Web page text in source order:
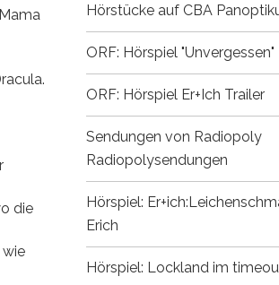
die
wie
Hörstücke auf CBA
ORF: Hörspiel "Unvergessen"
ORF: Hörspiel Er+Ich Trailer
Sendungen von Radiopoly
Radiopolysendungen
Hörspiel:
Erich
Hörspiel: Lockland im